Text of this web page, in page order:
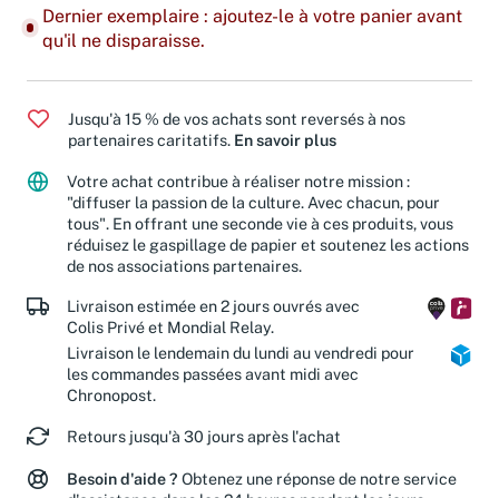
Dernier exemplaire : ajoutez-le à votre panier avant
qu'il ne disparaisse.
Jusqu'à 15 % de vos achats sont reversés à nos
partenaires caritatifs. En savoir plus
Votre achat contribue à réaliser notre mission :
"diffuser la passion de la culture. Avec chacun, pour
tous". En offrant une seconde vie à ces produits, vous
réduisez le gaspillage de papier et soutenez les actions
de nos associations partenaires.
Livraison estimée en 2 jours ouvrés avec
Colis Privé et Mondial Relay.
Livraison le lendemain du lundi au vendredi pour
les commandes passées avant midi avec
Chronopost.
Retours jusqu'à 30 jours après l'achat
Besoin d'aide ? Obtenez une réponse de notre service